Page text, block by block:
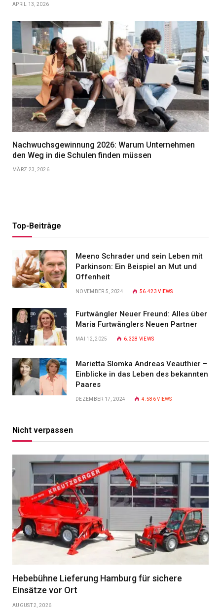
APRIL 13, 2026
Nachwuchsgewinnung 2026: Warum Unternehmen
den Weg in die Schulen finden müssen
MÄRZ 23, 2026
Top-Beiträge
Meeno Schrader und sein Leben mit
Parkinson: Ein Beispiel an Mut und
Offenheit
NOVEMBER 5, 2024 56.423VIEWS
Furtwängler Neuer Freund: Alles über
Maria Furtwänglers Neuen Partner
MAI 12, 2025 6.328 VIEWS
Marietta Slomka Andreas Veauthier –
Einblicke in das Leben des bekannten
Paares
DEZEMBER 17, 2024 4.586VIEWS
Nicht verpassen
Hebebühne Lieferung Hamburg für sichere
Einsätze vor Ort
AUGUST 2, 2026